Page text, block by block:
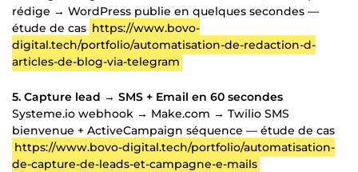
rédige → WordPress publie en quelques secondes —
étude de cas https://www.bovo-
digital.tech/portfolio/automatisation-de-redaction-d-
articles-de-blog-via-telegram
5. Capture lead → SMS + Email en 60 secondes
Systeme.io webhook → Make.com → Twilio SMS
bienvenue + ActiveCampaign séquence — étude de cas
https://www.bovo-digital.tech/portfolio/automatisation-
de-capture-de-leads-et-campagne-e-mails